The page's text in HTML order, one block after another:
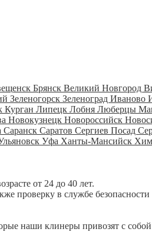
Брянск Великий Новгород
Зеленогорск Зеленоград Иваново
Курган Липецк Лобня Люберцы
Новокузнецк Новороссийск
Саранск Саратов Сергиев Посад
Уфа Ханты-Мансийск
от 24 до 40 лет.
в службе
наши клинеры привозят с